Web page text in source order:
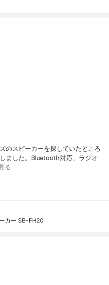
のスピーカーを探していたところ
ました。Bluetooth対応、ラジオ
る
カー SB-FH20